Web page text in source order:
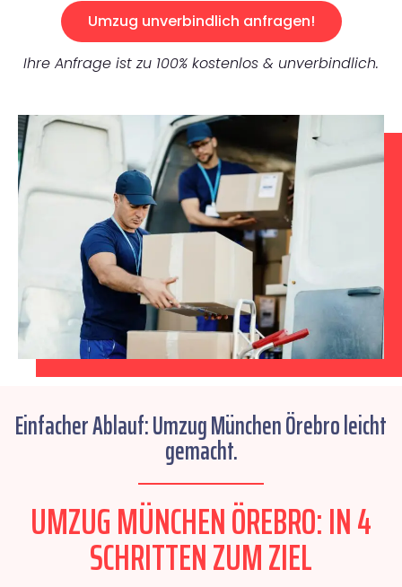
Umzug unverbindlich anfragen!
Ihre Anfrage ist zu 100% kostenlos & unverbindlich.
Einfacher Ablauf: Umzug München Örebro leicht
gemacht.
UMZUG MÜNCHEN ÖREBRO: IN 4
SCHRITTEN ZUM ZIEL